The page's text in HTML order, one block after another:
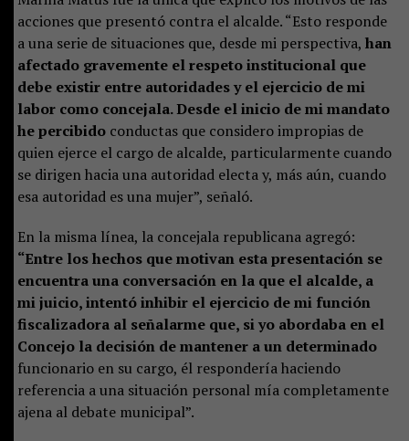
acciones que presentó contra el alcalde. “Esto responde
a una serie de situaciones que, desde mi perspectiva, han
afectado gravemente el respeto institucional que
debe existir entre autoridades y el ejercicio de mi
labor como concejala. Desde el inicio de mi mandato
he percibidoconductas que considero impropias de
quien ejerce el cargo de alcalde, particularmente cuando
se dirigen hacia una autoridad electa y, más aún, cuando
esa autoridad es una mujer”, señaló.
En la misma línea, la concejala republicana agregó:
“Entre los hechos que motivan esta presentación se
encuentra una conversación en la que el alcalde, a
mi juicio, intentó inhibir el ejercicio de mi función
fiscalizadora al señalarme que, si yo abordaba en el
Concejo la decisión de mantener a un determinado
funcionario en su cargo, él respondería haciendo
referencia a una situación personal mía completamente
ajena al debate municipal”.